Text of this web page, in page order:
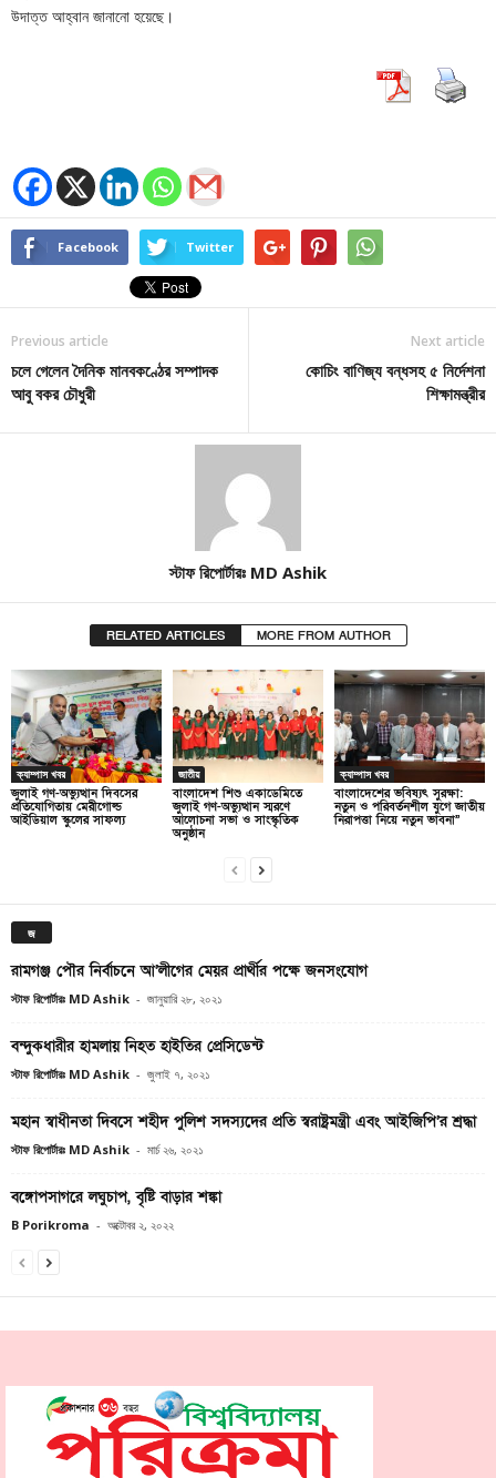
উদাত্ত আহ্বান জানানো হয়েছে।
Facebook Twitter
Previous article
চলে গেলেন দৈনিক মানবকণ্ঠের সম্পাদক
আবু বকর চৌধুরী
Next article
কোচিং বাণিজ্য বন্ধসহ ৫ নির্দেশনা
শিক্ষামন্ত্রীর
স্টাফ রিপোর্টারঃ MD Ashik
RELATED ARTICLES MORE FROM AUTHOR
ক্যাম্পাস খবর
জুলাই গণ-অভ্যুত্থান দিবসের
প্রতিযোগিতায় মেরীগোল্ড
আইডিয়াল স্কুলের সাফল্য
জাতীয়
বাংলাদেশ শিশু একাডেমিতে
জুলাই গণ-অভ্যুত্থান স্মরণে
আলোচনা সভা ও সাংস্কৃতিক
অনুষ্ঠান
ক্যাম্পাস খবর
বাংলাদেশের ভবিষ্যৎ সুরক্ষা:
নতুন ও পরিবর্তনশীল যুগে জাতীয়
নিরাপত্তা নিয়ে নতুন ভাবনা”
জ
রামগঞ্জ পৌর নির্বাচনে আ’লীগের মেয়র প্রার্থীর পক্ষে জনসংযোগ
স্টাফ রিপোর্টারঃ MD Ashik - জানুয়ারি ২৮, ২০২১
বন্দুকধারীর হামলায় নিহত হাইতির প্রেসিডেন্ট
স্টাফ রিপোর্টারঃ MD Ashik - জুলাই ৭, ২০২১
মহান স্বাধীনতা দিবসে শহীদ পুলিশ সদস্যদের প্রতি স্বরাষ্ট্রমন্ত্রী এবং আইজিপি’র শ্রদ্ধা
স্টাফ রিপোর্টারঃ MD Ashik - মার্চ ২৬, ২০২১
বঙ্গোপসাগরে লঘুচাপ, বৃষ্টি বাড়ার শঙ্কা
B Porikroma - অক্টোবর ২, ২০২২